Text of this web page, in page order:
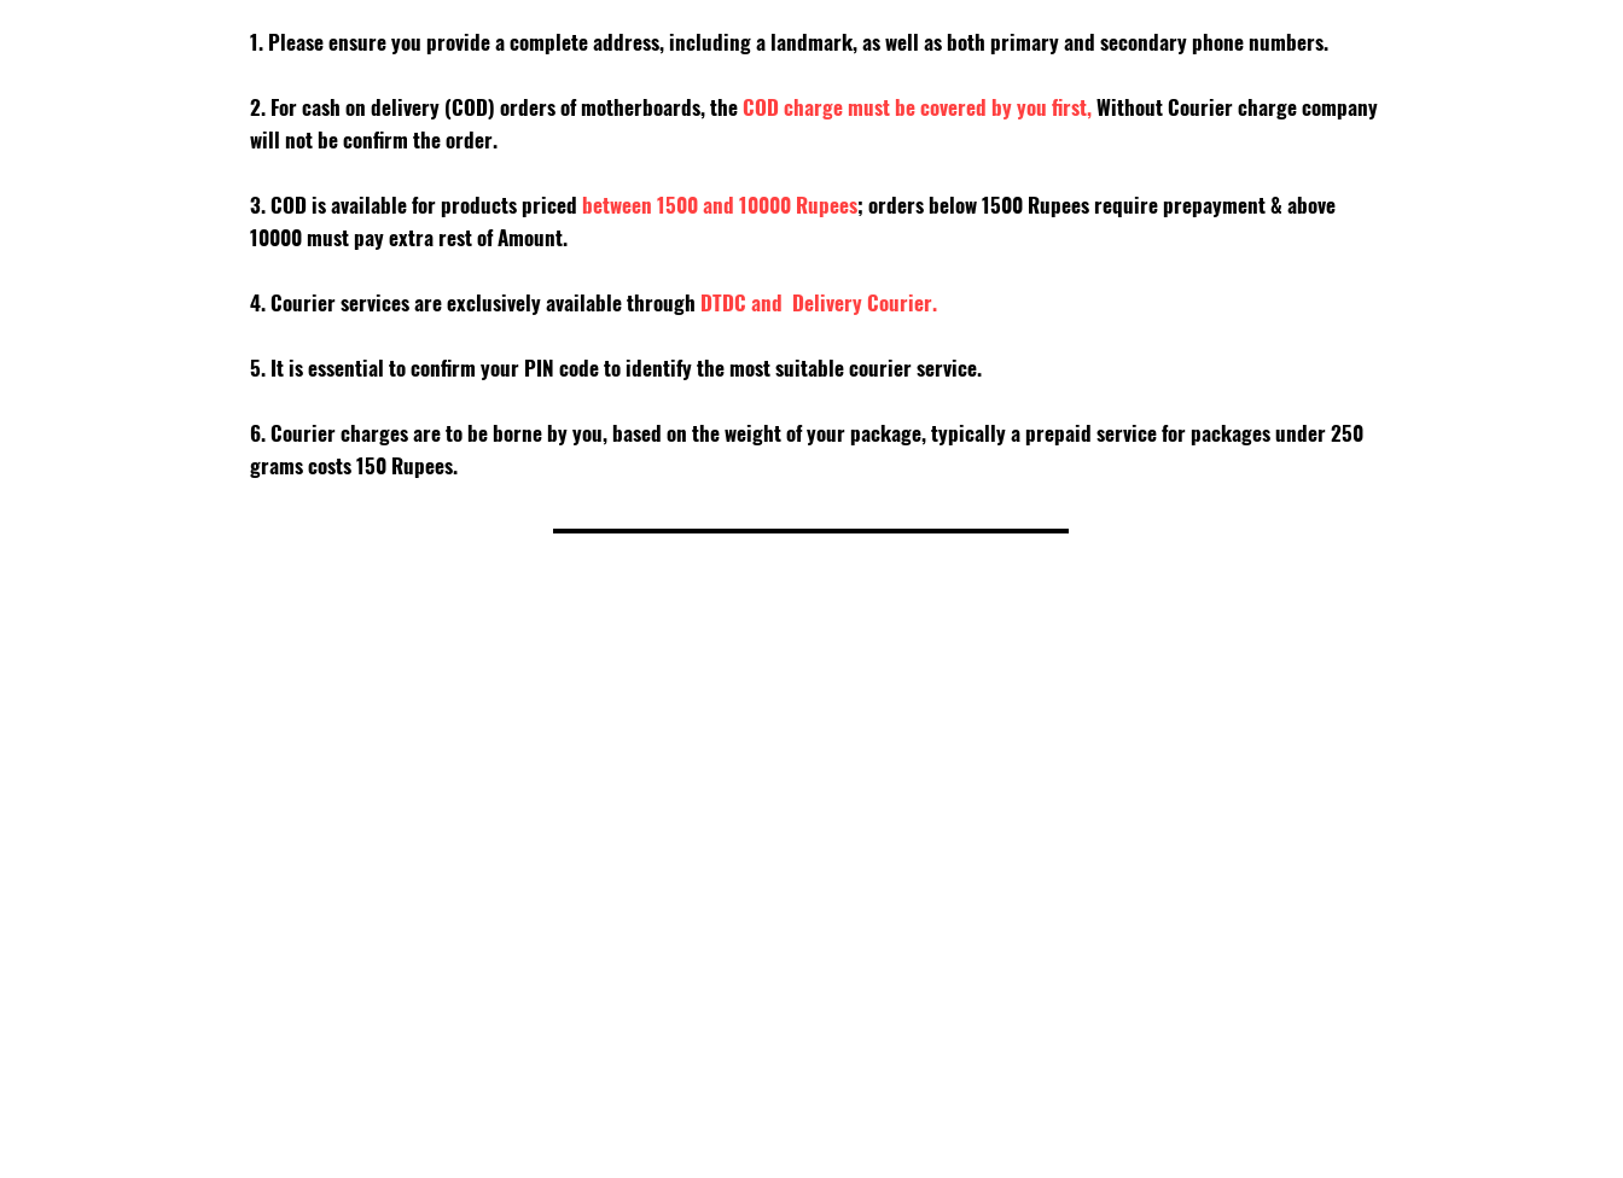
1. Please ensure you provide a complete address, including a landmark, as well as both primary and secondary phone numbers.
2. For cash on delivery (COD) orders of motherboards, theCOD charge must be covered by you first,Without Courier charge company
will not be confirm the order.
3. COD is available for products priced between 1500 and 10000 Rupees; orders below 1500 Rupees require prepayment & above
10000 must pay extra rest of Amount.
4. Courier services are exclusively available through DTDC and Delivery Courier.
5. It is essential to confirm your PIN code to identify the most suitable courier service.
6. Courier charges are to be borne by you, based on the weight of your package, typically a prepaid service for packages under 250
grams costs 150 Rupees.